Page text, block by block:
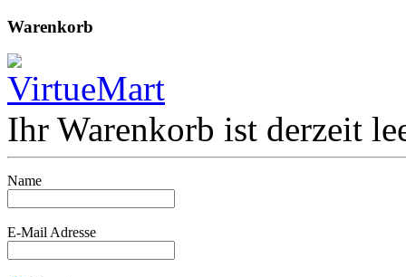
Warenkorb
Ihr Warenkorb ist derzeit
Name
E-Mail Adresse